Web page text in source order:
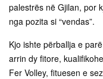
palestrës në Gjilan, por
nga pozita si “vendas”.
Kjo ishte përballja e
arrin dy fitore,
Fer Volley, fituesen e